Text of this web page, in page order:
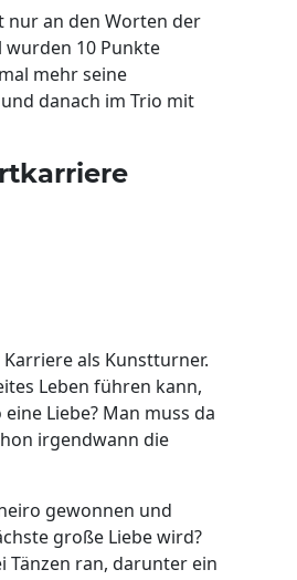
nur an den Worten der
wurden 10 Punkte
mehr seine
danach im Trio mit
als Kunstturner.
Leben führen kann,
Liebe? Man muss da
irgendwann die
gewonnen und
große Liebe wird?
Tänzen ran, darunter ein